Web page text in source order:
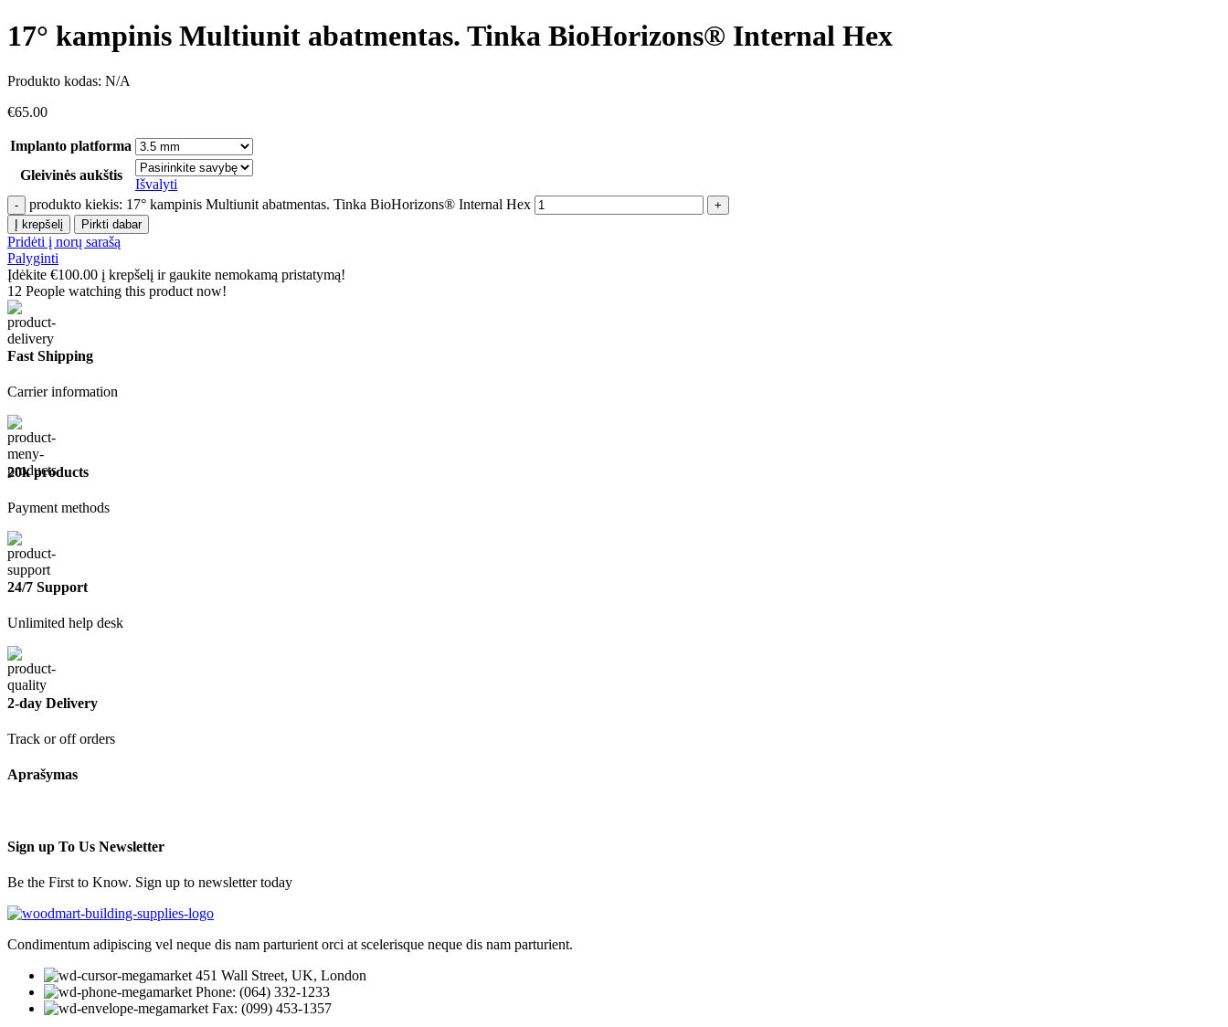
17° kampinis Multiunit abatmentas. Tinka BioHorizons® Internal Hex
Produkto kodas: N/A
€65.00
Implanto platforma
Gleivinės aukštis
Išvalyti
produkto kiekis: 17° kampinis Multiunit abatmentas. Tinka BioHorizons® Internal Hex
Į krepšelį Pirkti dabar
Pridėti į norų sarašą
Palyginti
Įdėkite €100.00 į krepšelį ir gaukite nemokamą pristatymą!
12 People watching this product now!
Fast Shipping
Carrier information
20k products
Payment methods
24/7 Support
Unlimited help desk
2-day Delivery
Track or off orders
Aprašymas
Sign up To Us Newsletter
Be the First to Know. Sign up to newsletter today
Condimentum adipiscing vel neque dis nam parturient orci at scelerisque neque dis nam parturient.
451 Wall Street, UK, London
Phone: (064) 332-1233
Fax: (099) 453-1357